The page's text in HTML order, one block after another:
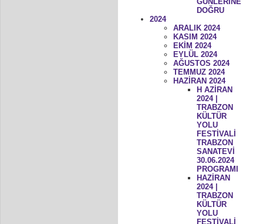
DOĞRU
2024
ARALIK 2024
KASIM 2024
EKİM 2024
EYLÜL 2024
AĞUSTOS 2024
TEMMUZ 2024
HAZİRAN 2024
H AZİRAN
2024 |
TRABZON
KÜLTÜR
YOLU
FESTİVALİ
TRABZON
SANATEVİ
30.06.2024
PROGRAMI
HAZİRAN
2024 |
TRABZON
KÜLTÜR
YOLU
FESTİVALİ